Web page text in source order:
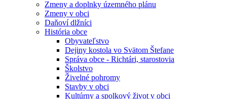
Zmeny a doplnky územného plánu
Zmeny v obci
Daňoví dlžníci
História obce
Obyvateľstvo
Dejiny kostola vo Svätom Štefane
Správa obce - Richtári, starostovia
Školstvo
Živelné pohromy
Stavby v obci
Kultúrny a spolkový život v obci